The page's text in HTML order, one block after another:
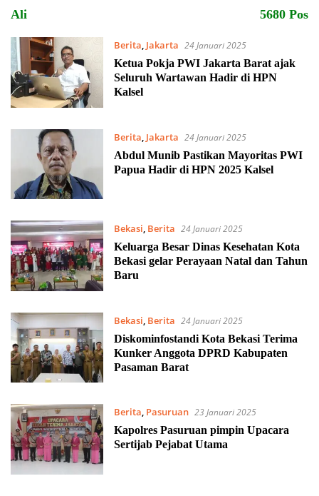
Ali 5680 Pos
Berita, Jakarta 24 Januari 2025
Ketua Pokja PWI Jakarta Barat ajak
Seluruh Wartawan Hadir di HPN
Kalsel
Berita, Jakarta 24 Januari 2025
Abdul Munib Pastikan Mayoritas PWI
Papua Hadir di HPN 2025 Kalsel
Bekasi, Berita 24 Januari 2025
Keluarga Besar Dinas Kesehatan Kota
Bekasi gelar Perayaan Natal dan Tahun
Baru
Bekasi, Berita 24 Januari 2025
Diskominfostandi Kota Bekasi Terima
Kunker Anggota DPRD Kabupaten
Pasaman Barat
Berita, Pasuruan 23 Januari 2025
Kapolres Pasuruan pimpin Upacara
Sertijab Pejabat Utama